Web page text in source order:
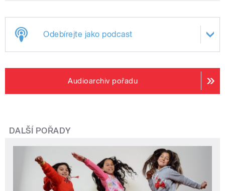
Odebírejte jako podcast
Audioarchiv pořadu
DALŠÍ POŘADY